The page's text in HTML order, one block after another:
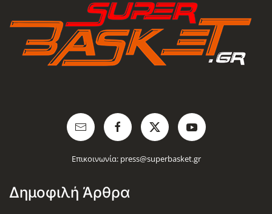
Επικοινωνία: press@superbasket.gr
Δημοφιλή Άρθρα